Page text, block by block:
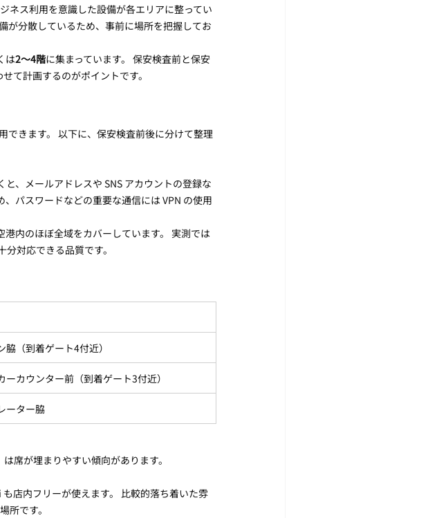
ネス利用を意識した設備が各エリアに整ってい
が分散しているため、事前に場所を把握してお
は2〜4階に集まっています。 保安検査前と保安
て計画するのがポイントです。
きます。 以下に、保安検査前後に分けて整理
と、メールアドレスや SNS アカウントの登録な
パスワードなどの重要な通信には VPN の使用
内のほぼ全域をカバーしています。 実測では
対応できる品質です。
脇（到着ゲート4付近）
ーカウンター前（到着ゲート3付近）
ーター脇
席が埋まりやすい傾向があります。
店内フリーが使えます。 比較的落ち着いた雰
所です。